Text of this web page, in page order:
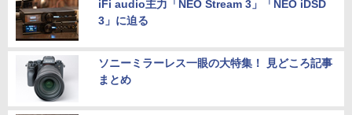
iFi audio主力「NEO Stream 3」「NEO iDSD
3」に迫る
ソニーミラーレス一眼の大特集！ 見どころ記事
まとめ